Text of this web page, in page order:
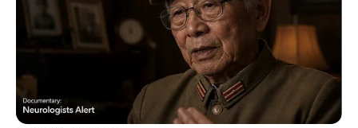
Ferienwohnungen und Ferienhäuser
Tickets für Veranstaltungen
Weitere Urlaubsorte in derRegion Rhein-Main-Regi
on